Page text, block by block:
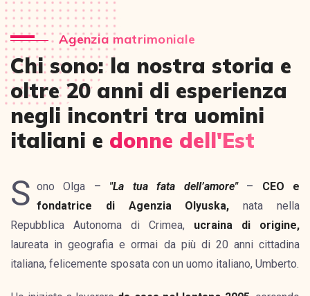
Agenzia matrimoniale
Chi sono: la nostra storia e
oltre 20 anni di esperienza
negli incontri tra uomini
italiani e donne dell'Est
S ono Olga – "La tua fata dell’amore"– CEO e
fondatrice di Agenzia Olyuska, nata nella
Repubblica Autonoma di Crimea, ucraina di origine,
laureata in geografia e ormai da più di 20 anni cittadina
italiana, felicemente sposata con un uomo italiano, Umberto.